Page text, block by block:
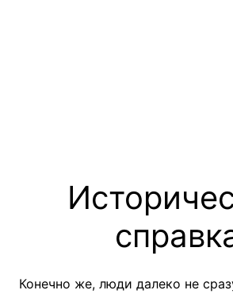
Конечно же, люди далеко не